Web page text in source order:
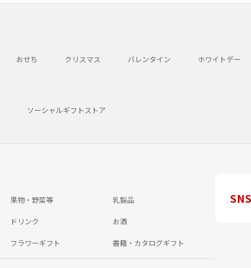
おせち クリスマス バレンタイン ホワイトデー
ソーシャルギフトストア
果物・野菜等 乳製品
ドリンク お酒
フラワーギフト 書籍・カタログギフト